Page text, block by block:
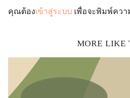
คุณต้องเข้าสู่ระบบ เพื่อจะพิมพ์ควา
MORE LIKE